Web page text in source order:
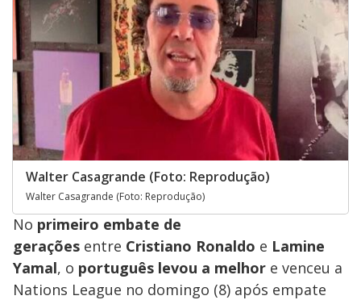
Walter Casagrande (Foto: Reprodução)
Walter Casagrande (Foto: Reprodução)
No primeiro embate de
gerações entre Cristiano Ronaldo e Lamine
Yamal, o português levou a melhor e venceu a
Nations League no domingo (8) após empate